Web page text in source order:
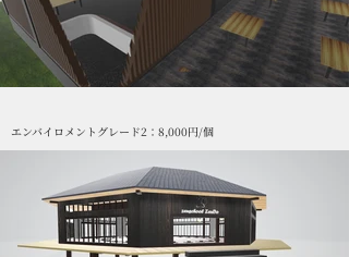
エンバイロメントグレード2：8,000円/個